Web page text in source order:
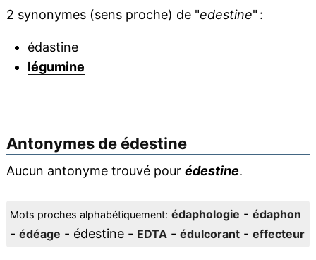
2 synonymes (sens proche) de "edestine" :
édastine
légumine
Antonymes de édestine
Aucun antonyme trouvé pour édestine.
Mots proches alphabétiquement: édaphologie - édaphon
- édéage - édestine - EDTA - édulcorant- effecteur